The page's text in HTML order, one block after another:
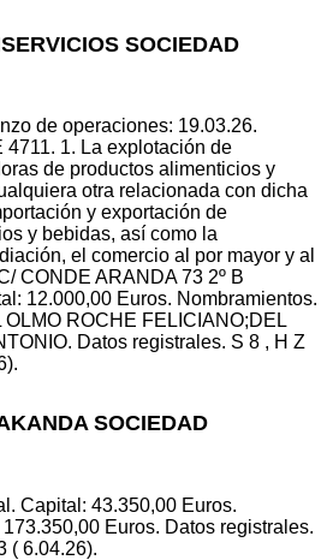
SOCIEDAD
de operaciones: 19.03.26.
1. La explotación de
de productos alimenticios y
otra relacionada con dicha
y exportación de
y bebidas, así como la
el comercio al por mayor y al
CONDE ARANDA 73 2º B
12.000,00 Euros. Nombramientos.
OLMO ROCHE FELICIANO;DEL
Datos registrales. S 8 , H Z
SOCIEDAD
Capital: 43.350,00 Euros.
Euros. Datos registrales.
( 6.04.26).